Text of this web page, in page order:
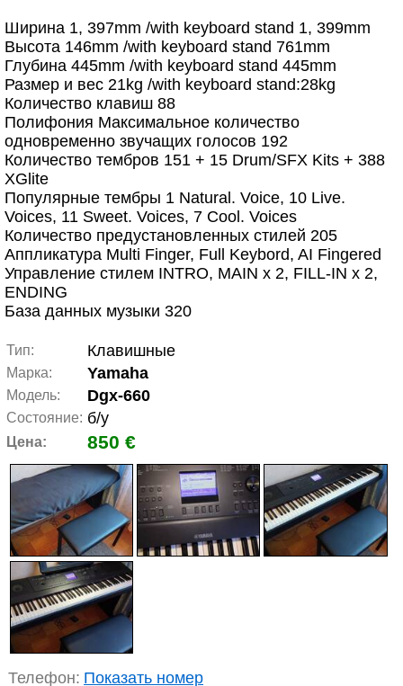
Ширина 1, 397mm /with keyboard stand 1, 399mm
Высота 146mm /with keyboard stand 761mm
Глубина 445mm /with keyboard stand 445mm
Размер и вес 21kg /with keyboard stand:28kg
Количество клавиш 88
Полифония Максимальное количество
одновременно звучащих голосов 192
Количество тембров 151 + 15 Drum/SFX Kits + 388
XGlite
Популярные тембры 1 Natural. Voice, 10 Live.
Voices, 11 Sweet. Voices, 7 Cool. Voices
Количество предустановленных стилей 205
Аппликатура Multi Finger, Full Keybord, AI Fingered
Управление стилем INTRO, MAIN x 2, FILL-IN x 2,
ENDING
База данных музыки 320
Тип: Клавишные
Марка: Yamaha
Модель: Dgx-660
Состояние: б/у
Цена: 850 €
Телефон: Показать номер